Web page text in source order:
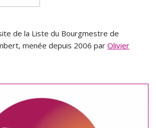
de la Liste du Bourgmestre de
menée depuis 2006 par Olivier